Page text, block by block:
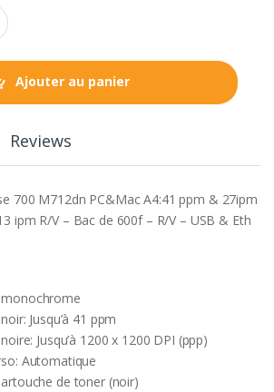
Ajouter au panier
Reviews
700 M712dn PC&Mac A4:41 ppm & 27ipm
ipm R/V – Bac de 600f – R/V – USB & Eth
Jusqu’à 41 ppm
Jusqu’à 1200 x 1200 DPI (ppp)
Automatique
de toner (noir)